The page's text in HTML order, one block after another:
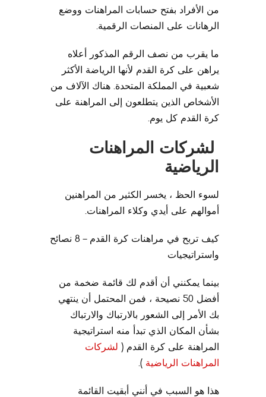
من الأفراد بفتح حسابات المراهنات ووضع
الرهانات على المنصات الرقمية.
ما يقرب من نصف الرقم المذكور أعلاه
يراهن على كرة القدم لأنها الرياضة الأكثر
شعبية في المملكة المتحدة. هناك الآلاف من
الأشخاص الذين يتطلعون إلى المراهنة على
كرة القدم كل يوم.
لشركات المراهنات
الرياضية
لسوء الحظ ، يخسر الكثير من المراهنين
أموالهم على أيدي وكلاء المراهنات.
كيف تربح في مراهنات كرة القدم – 8 نصائح
واستراتيجيات
بينما يمكنني أن أقدم لك قائمة ضخمة من
أفضل 50 نصيحة ، فمن المحتمل أن ينتهي
بك الأمر إلى الشعور بالارتباك والارتباك
بشأن المكان الذي تبدأ منه استراتيجية
المراهنة على كرة القدم ( لشركات
المراهنات الرياضية ).
هذا هو السبب في أنني أبقيت القائمة